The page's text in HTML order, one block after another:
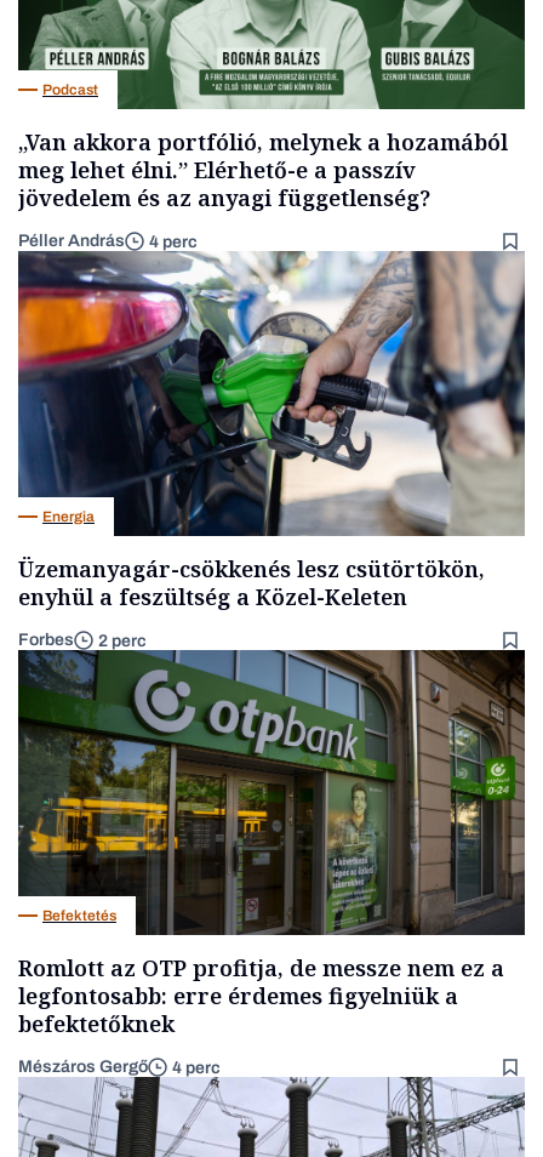
Podcast
„Van akkora portfólió, melynek a hozamából
meg lehet élni.” Elérhető-e a passzív
jövedelem és az anyagi függetlenség?
Péller András 4 perc
Energia
Üzemanyagár-csökkenés lesz csütörtökön,
enyhül a feszültség a Közel-Keleten
Forbes 2 perc
Befektetés
Romlott az OTP profitja, de messze nem ez a
legfontosabb: erre érdemes figyelniük a
befektetőknek
Mészáros Gergő 4 perc